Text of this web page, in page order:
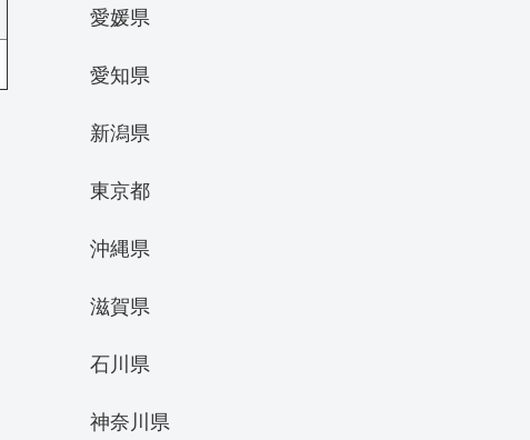
愛媛県
愛知県
新潟県
東京都
沖縄県
滋賀県
石川県
神奈川県